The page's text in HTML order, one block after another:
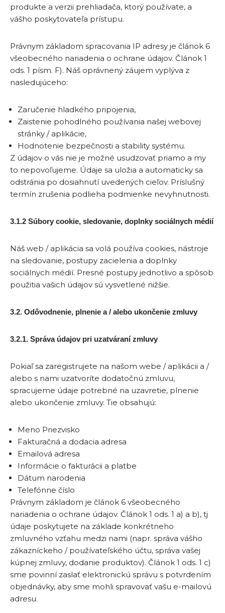
produkte a verzii prehliadača, ktorý používate, a
vášho poskytovateľa prístupu.
Právnym základom spracovania IP adresy je článok 6
všeobecného nariadenia o ochrane údajov. Článok 1
ods. 1 písm. F). Náš oprávnený záujem vyplýva z
nasledujúceho:
Zaručenie hladkého pripojenia,
Zaistenie pohodlného používania našej webovej
stránky / aplikácie,
Hodnotenie bezpečnosti a stability systému.
Z údajov o vás nie je možné usudzovať priamo a my
to nepovoľujeme. Údaje sa uložia a automaticky sa
odstránia po dosiahnutí uvedených cieľov. Príslušný
termín zrušenia podlieha podmienke nevyhnutnosti.
3.1.2 Súbory cookie, sledovanie, doplnky sociálnych médií
Náš web / aplikácia sa volá používa cookies, nástroje
na sledovanie, postupy zacielenia a doplnky
sociálnych médií. Presné postupy jednotlivo a spôsob
použitia vašich údajov sú vysvetlené nižšie.
3.2. Odôvodnenie, plnenie a / alebo ukončenie zmluvy
3.2.1. Správa údajov pri uzatváraní zmluvy
Pokiaľ sa zaregistrujete na našom webe / aplikácii a /
alebo s nami uzatvoríte dodatočnú zmluvu,
spracujeme údaje potrebné na uzavretie, plnenie
alebo ukončenie zmluvy. Tie obsahujú:
Meno Priezvisko
Fakturačná a dodacia adresa
Emailová adresa
Informácie o fakturácii a platbe
Dátum narodenia
Telefónne číslo
Právnym základom je článok 6 všeobecného
nariadenia o ochrane údajov. Článok 1 ods. 1 a) a b), tj
údaje poskytujete na základe konkrétneho
zmluvného vzťahu medzi nami (napr. správa vášho
zákazníckeho / používateľského účtu, správa vašej
kúpnej zmluvy, dodanie produktov). Článok 1 ods. 1 c)
sme povinní zaslať elektronickú správu s potvrdením
objednávky, aby sme mohli spravovať vašu e-mailovú
adresu.